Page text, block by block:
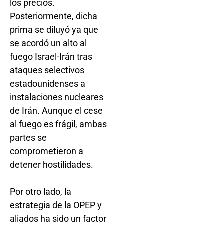
los precios.
Posteriormente, dicha
prima se diluyó ya que
se acordó un alto al
fuego Israel-Irán tras
ataques selectivos
estadounidenses a
instalaciones nucleares
de Irán. Aunque el cese
al fuego es frágil, ambas
partes se
comprometieron a
detener hostilidades.
Por otro lado, la
estrategia de la OPEP y
aliados ha sido un factor